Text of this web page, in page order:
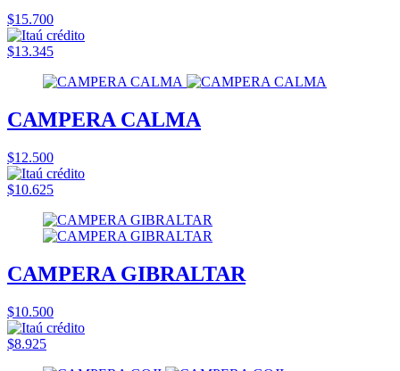
$15.700
$13.345
CAMPERA CALMA
$12.500
$10.625
CAMPERA GIBRALTAR
$10.500
$8.925